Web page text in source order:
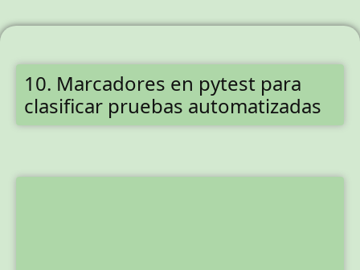
10. Marcadores en pytest para
clasificar pruebas automatizadas